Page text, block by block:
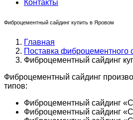
Контакты
Фиброцементный сайдинг купить в Яровом
Главная
Поставка фиброцементного
Фиброцементный сайдинг
Фиброцементный сайдинг
типов:
Фиброцементный сайдинг
Фиброцементный сайдинг